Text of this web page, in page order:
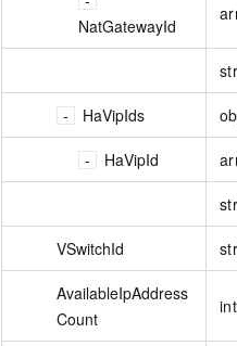
NatGatewayId
HaVipIds
HaVipId
VSwitchId
AvailableIpAddress
Count